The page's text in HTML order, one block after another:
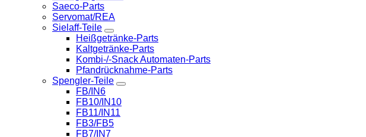
Saeco-Parts
Servomat/REA
Sielaff-Teile
Heißgetränke-Parts
Kaltgetränke-Parts
Kombi-/-Snack Automaten-Parts
Pfandrücknahme-Parts
Spengler-Teile
FB/IN6
FB10/IN10
FB11/IN11
FB3/FB5
FB7/IN7